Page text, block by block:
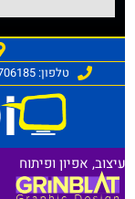
טלפון: 03-5706185
אפיון ופיתוח